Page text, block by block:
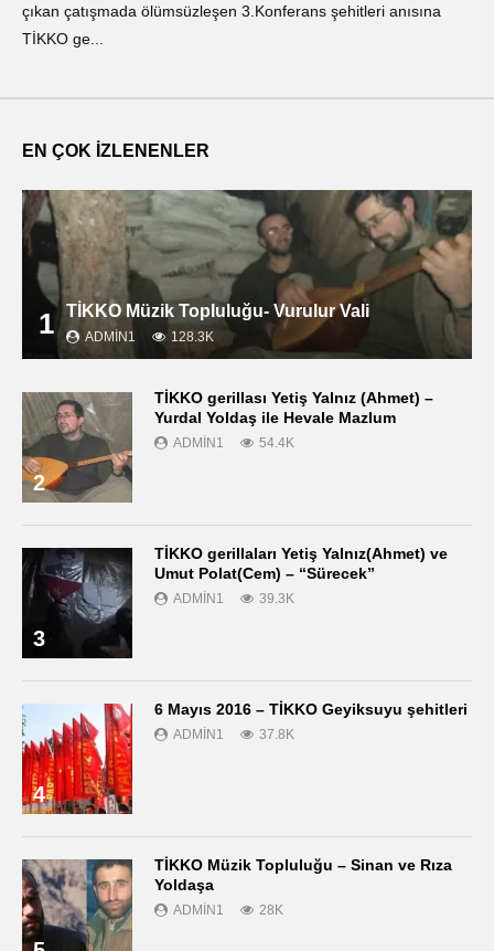
çıkan çatışmada ölümsüzleşen 3.Konferans şehitleri anısına
TİKKO ge...
EN ÇOK İZLENENLER
1 TİKKO Müzik Topluluğu- Vurulur Vali
ADMIN1 128.3K
2
TİKKO gerillası Yetiş Yalnız (Ahmet) –
Yurdal Yoldaş ile Hevale Mazlum
ADMIN1 54.4K
3
TİKKO gerillaları Yetiş Yalnız(Ahmet) ve
Umut Polat(Cem) – “Sürecek”
ADMIN1 39.3K
4
6 Mayıs 2016 – TİKKO Geyiksuyu şehitleri
ADMIN1 37.8K
TİKKO Müzik Topluluğu – Sinan ve Rıza
Yoldaşa
ADMIN1 28K